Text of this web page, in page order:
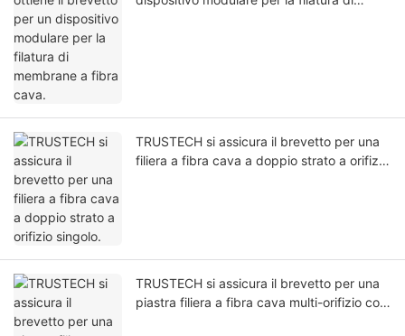
TRUSTECH si assicura il brevetto per una
filiera a fibra cava a doppio strato a orifizio
TRUSTECH si assicura il brevetto per una
piastra filiera a fibra cava multi-orifizio con